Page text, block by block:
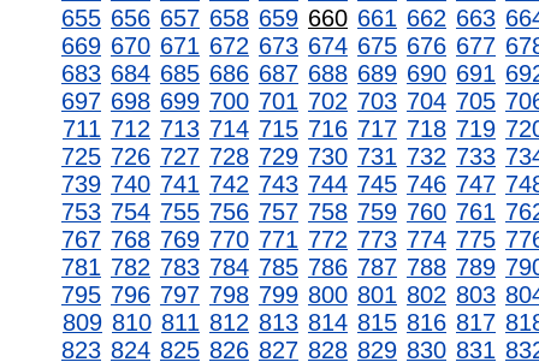
655 656 657 658 659 660 661 662 663
669 670 671 672 673 674 675 676 677
683 684 685 686 687 688 689 690 691
697 698 699 700 701 702 703 704 705
711 712 713 714 715 716 717 718 719
725 726 727 728 729 730 731 732 733
739 740 741 742 743 744 745 746 747
753 754 755 756 757 758 759 760 761
767 768 769 770 771 772 773 774 775
781 782 783 784 785 786 787 788 789
795 796 797 798 799 800 801 802 803
809 810 811 812 813 814 815 816 817
823 824 825 826 827 828 829 830 831